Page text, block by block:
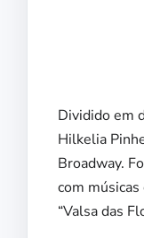
Dividido em
Hilkelia
Broadway.
com
“Valsa das